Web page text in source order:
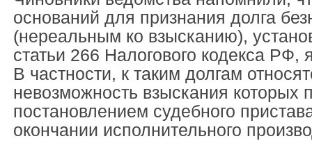
оснований для признания долга
(нереальным ко взысканию),
статьи 266 Налогового кодекса РФ,
В частности, к таким долгам
невозможность взыскания которых
постановлением судебного
окончании исполнительного